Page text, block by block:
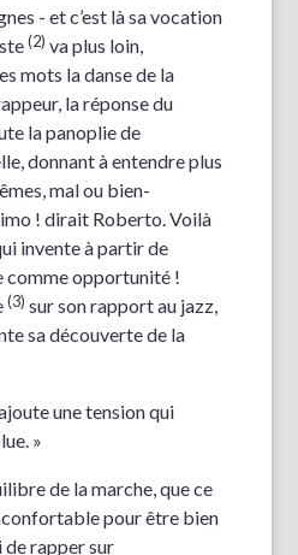
- et c’est là sa vocation
(2) va plus loin,
mots la danse de la
la réponse du
la panoplie de
donnant à entendre plus
mal ou bien-
! dirait Roberto. Voilà
invente à partir de
comme opportunité !
(3) sur son rapport au jazz,
sa découverte de la
une tension qui
»
de la marche, que ce
pour être bien
de rapper sur